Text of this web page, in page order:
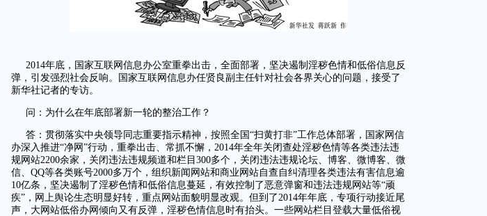
2014年底，国家互联网信息办公室重拳出击，全面部署，坚决遏制淫秽色情和低俗信息反
弹，引发强烈社会反响。国家互联网信息办任贤良副主任针对社会各界关心的问题，接受了
新华社记者的专访。
问：为什么在年底部署新一轮的整治工作？
答：贯彻落实中央领导同志重要指示精神，按照全国“扫黄打非”工作总体部署，国家网信
办深入推进“净网”行动，重拳出击、常抓不懈，2014年全年关闭查处淫秽色情等各类违法违
规网站2200余家，关闭违法违规频道和栏目300多个，关闭违法违规论坛、博客、微博客、微
信、QQ等各类账号2000多万个，组织新闻网站和商业网站自查自纠清理各类违法有害信息逾
10亿条，坚决遏制了淫秽色情和低俗信息蔓延，有效控制了恶意弹窗和违法违规网站等“顽
疾”，网上舆论生态明显好转，重点网站面貌明显改观。但到了2014年年底，专项行动接近尾
声，大网站低俗办网倾向又有反弹，淫秽色情信息时有抬头。一些网站栏目登载大量低俗视